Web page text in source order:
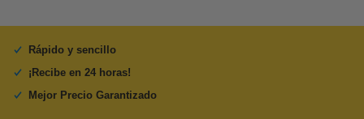
Rápido y sencillo
¡Recibe en 24 horas!
Mejor Precio Garantizado